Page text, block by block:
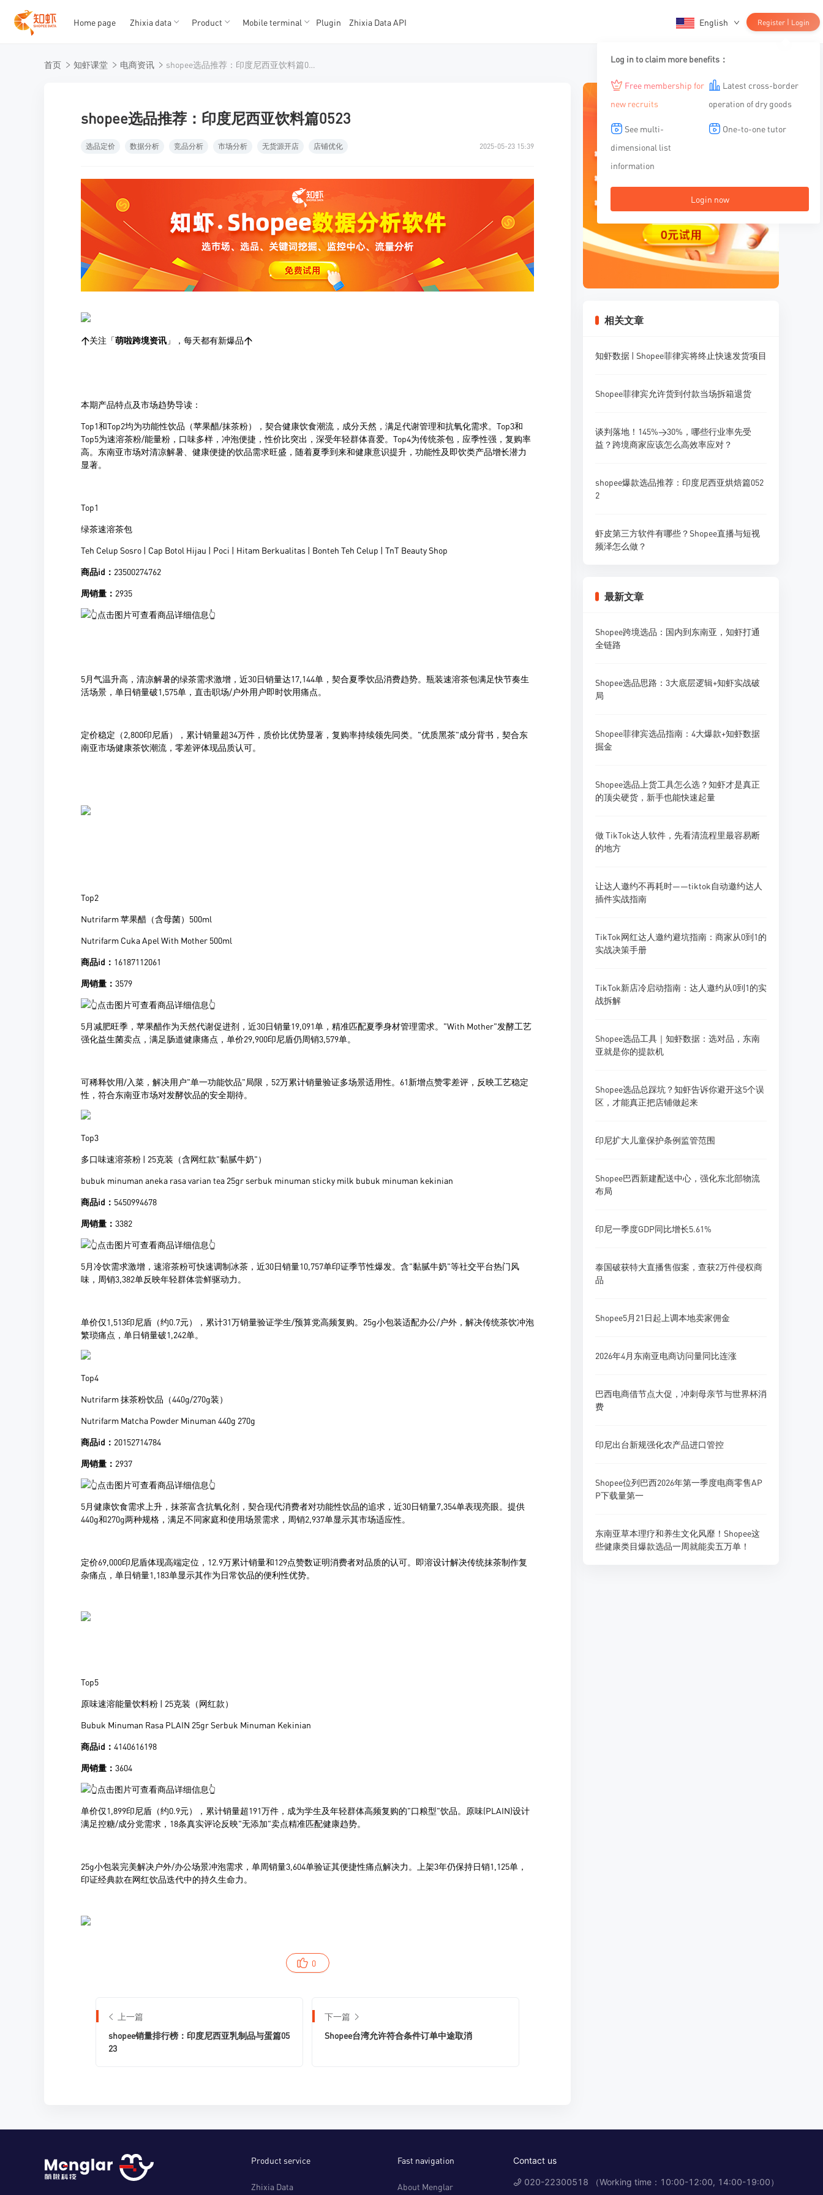
TK数据
TK数据
Home page Zhixia data Product Mobile terminal Plugin Zhixia Data API English Register | Login
Log in to claim more benefits：
Free membership for
new recruits
Latest cross-border
operation of dry goods
See multi-
dimensional list
information
One-to-one tutor
Login now
首页 知虾课堂 电商资讯 shopee选品推荐：印度尼西亚饮料篇0523
shopee选品推荐：印度尼西亚饮料篇0523
选品定价 数据分析 竞品分析 市场分析 无货源开店 店铺优化 2025-05-23 15:39
0
上一篇
shopee销量排行榜：印度尼西亚乳制品与蛋篇05
23
下一篇
Shopee台湾允许符合条件订单中途取消
相关文章
知虾数据 | Shopee菲律宾将终止快速发货项目
Shopee菲律宾允许货到付款当场拆箱退货
谈判落地！145%→30%，哪些行业率先受
益？跨境商家应该怎么高效率应对？
shopee爆款选品推荐：印度尼西亚烘焙篇052
2
虾皮第三方软件有哪些？Shopee直播与短视
频泽怎么做？
最新文章
Shopee跨境选品：国内到东南亚，知虾打通
全链路
Shopee选品思路：3大底层逻辑+知虾实战破
局
Shopee菲律宾选品指南：4大爆款+知虾数据
掘金
Shopee选品上货工具怎么选？知虾才是真正
的顶尖硬货，新手也能快速起量
做 TikTok达人软件，先看清流程里最容易断
的地方
让达人邀约不再耗时——tiktok自动邀约达人
插件实战指南
TikTok网红达人邀约避坑指南：商家从0到1的
实战决策手册
TikTok新店冷启动指南：达人邀约从0到1的实
战拆解
Shopee选品工具｜知虾数据：选对品，东南
亚就是你的提款机
Shopee选品总踩坑？知虾告诉你避开这5个误
区，才能真正把店铺做起来
印尼扩大儿童保护条例监管范围
Shopee巴西新建配送中心，强化东北部物流
布局
印尼一季度GDP同比增长5.61%
泰国破获特大直播售假案，查获2万件侵权商
品
Shopee5月21日起上调本地卖家佣金
2026年4月东南亚电商访问量同比连涨
巴西电商借节点大促，冲刺母亲节与世界杯消
费
印尼出台新规强化农产品进口管控
Shopee位列巴西2026年第一季度电商零售AP
P下载量第一
东南亚草本理疗和养生文化风靡！Shopee这
些健康类目爆款选品一周就能卖五万单！
Product service
Zhixia Data
Fast navigation
About Menglar
Contact us
020-22300518 （Working time：10:00-12:00, 14:00-19:00）